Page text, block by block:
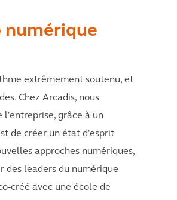
numérique
extrêmement soutenu, et
Chez Arcadis, nous
grâce à un
de créer un état d'esprit
approches numériques,
des leaders du numérique
créé avec une école de